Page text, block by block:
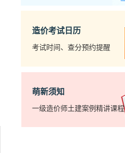
造价考试日历
考试时间、查分预约提醒
萌新须知
一级造价师土建案例精讲课程